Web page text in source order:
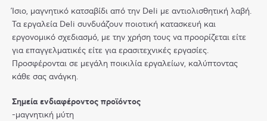
Ίσιο, μαγνητικό κατσαβίδι από την Deli με αντιολισθητική λαβή.
Τα εργαλεία Deli συνδυάζουν ποιοτική κατασκευή και
εργονομικό σχεδιασμό, με την χρήση τους να προορίζεται είτε
για επαγγελματικές είτε για ερασιτεχνικές εργασίες.
Προσφέρονται σε μεγάλη ποικιλία εργαλείων, καλύπτοντας
κάθε σας ανάγκη.
Σημεία ενδιαφέροντος προϊόντος
-μαγνητική μύτη